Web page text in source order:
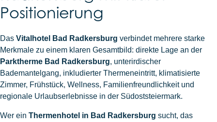
Positionierung
Das Vitalhotel Bad Radkersburg verbindet mehrere starke
Merkmale zu einem klaren Gesamtbild: direkte Lage an der
Parktherme Bad Radkersburg, unterirdischer
Bademantelgang, inkludierter Thermeneintritt, klimatisierte
Zimmer, Frühstück, Wellness, Familienfreundlichkeit und
regionale Urlaubserlebnisse in der Südoststeiermark.
Wer ein Thermenhotel in Bad Radkersburg sucht, das